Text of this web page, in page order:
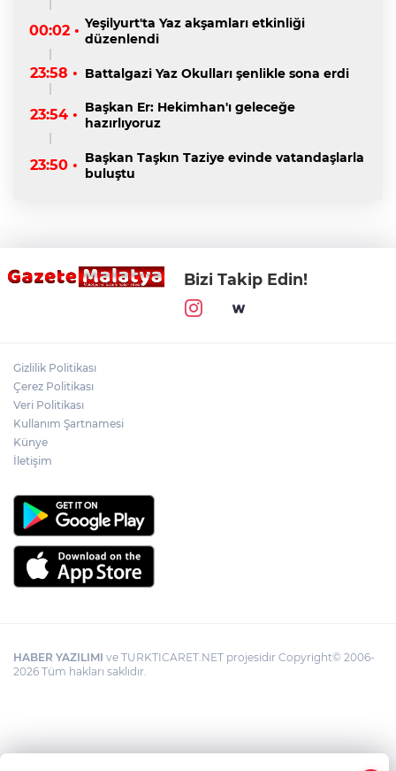
00:02 • Yeşilyurt'ta Yaz akşamları etkinliği
düzenlendi
23:58 • Battalgazi Yaz Okulları şenlikle sona erdi
23:54 • Başkan Er: Hekimhan'ı geleceğe
hazırlıyoruz
23:50 • Başkan Taşkın Taziye evinde vatandaşlarla
buluştu
Bizi Takip Edin!
Gizlilik Politikası
Çerez Politikası
Veri Politikası
Kullanım Şartnamesi
Künye
İletişim
HABER YAZILIMI ve TURKTICARET.NET projesidir Copyright© 2006-
2026 Tüm hakları saklıdır.